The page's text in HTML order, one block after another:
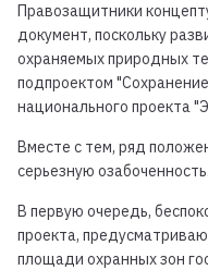
Правозащитники
документ, поскольку
охраняемых природных
подпроектом
национального проекта
Вместе с тем, ряд
серьезную озабоченность.
В первую очередь,
проекта,
площади охранных зон